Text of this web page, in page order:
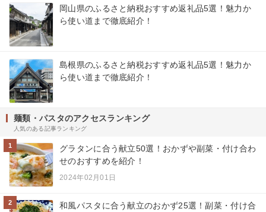
岡山県のふるさと納税おすすめ返礼品5選！魅力か
ら使い道まで徹底紹介！
島根県のふるさと納税おすすめ返礼品5選！魅力か
ら使い道まで徹底紹介！
麺類・パスタのアクセスランキング
人気のある記事ランキング
1
グラタンに合う献立50選！おかずや副菜・付け合わ
せのおすすめを紹介！
2024年02月01日
2
和風パスタに合う献立のおかず25選！副菜・付け合